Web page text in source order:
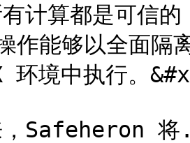
计算都是可信
作能够以全面隔
环境中执行。
，Safeheron